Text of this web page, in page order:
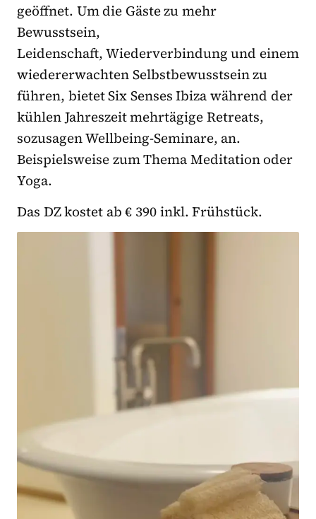
geöffnet. Um die Gäste zu mehr
Bewusstsein,
Leidenschaft, Wiederverbindung und einem
wiedererwachten Selbstbewusstsein zu
führen, bietet Six Senses Ibiza während der
kühlen Jahreszeit mehrtägige Retreats,
sozusagen Wellbeing-Seminare, an.
Beispielsweise zum Thema Meditation oder
Yoga.
Das DZ kostet ab € 390 inkl. Frühstück.